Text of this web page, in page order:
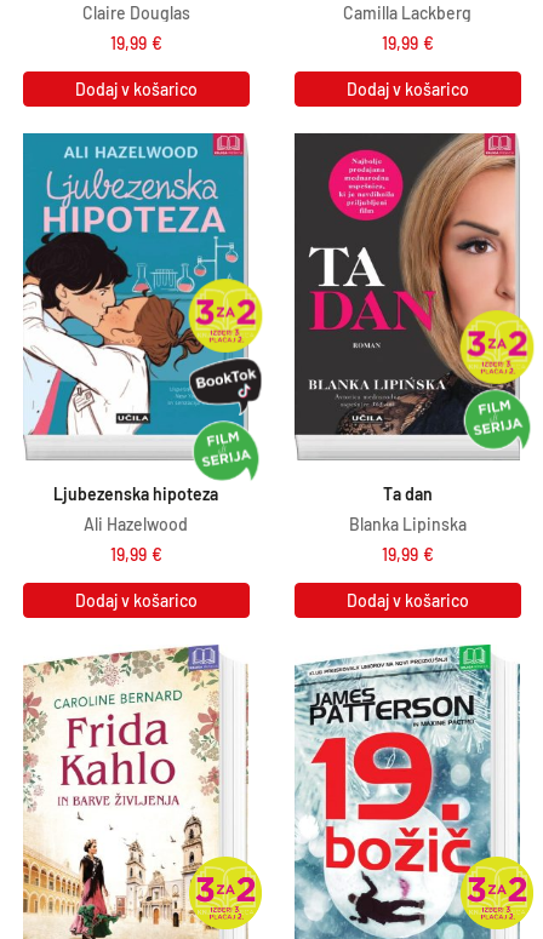
Claire Douglas
19,99 €
Dodaj v košarico
Camilla Lackberg
19,99 €
Dodaj v košarico
Ljubezenska hipoteza
Ali Hazelwood
19,99 €
Dodaj v košarico
Ta dan
Blanka Lipinska
19,99 €
Dodaj v košarico